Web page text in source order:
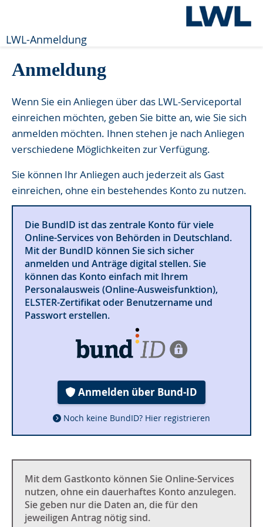
LWL-Anmeldung
Anmeldung
Wenn Sie ein Anliegen über das LWL-Serviceportal
einreichen möchten, geben Sie bitte an, wie Sie sich
anmelden möchten. Ihnen stehen je nach Anliegen
verschiedene Möglichkeiten zur Verfügung.
Sie können Ihr Anliegen auch jederzeit als Gast
einreichen, ohne ein bestehendes Konto zu nutzen.
Die BundID ist das zentrale Konto für viele
Online-Services von Behörden in Deutschland.
Mit der BundID können Sie sich sicher
anmelden und Anträge digital stellen. Sie
können das Konto einfach mit Ihrem
Personalausweis (Online-Ausweisfunktion),
ELSTER-Zertifikat oder Benutzername und
Passwort erstellen.
Anmelden über Bund-ID
Noch keine BundID? Hier registrieren
Mit dem Gastkonto können Sie Online-Services
nutzen, ohne ein dauerhaftes Konto anzulegen.
Sie geben nur die Daten an, die für den
jeweiligen Antrag nötig sind.